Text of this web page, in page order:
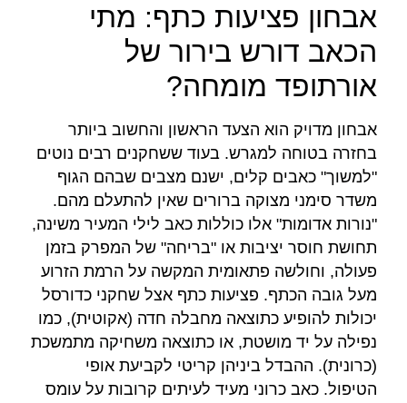
אבחון פציעות כתף: מתי
הכאב דורש בירור של
אורתופד מומחה?
אבחון מדויק הוא הצעד הראשון והחשוב ביותר
בחזרה בטוחה למגרש. בעוד ששחקנים רבים נוטים
"למשוך" כאבים קלים, ישנם מצבים שבהם הגוף
משדר סימני מצוקה ברורים שאין להתעלם מהם.
"נורות אדומות" אלו כוללות כאב לילי המעיר משינה,
תחושת חוסר יציבות או "בריחה" של המפרק בזמן
פעולה, וחולשה פתאומית המקשה על הרמת הזרוע
מעל גובה הכתף. פציעות כתף אצל שחקני כדורסל
יכולות להופיע כתוצאה מחבלה חדה (אקוטית), כמו
נפילה על יד מושטת, או כתוצאה משחיקה מתמשכת
(כרונית). ההבדל ביניהן קריטי לקביעת אופי
הטיפול. כאב כרוני מעיד לעיתים קרובות על עומס